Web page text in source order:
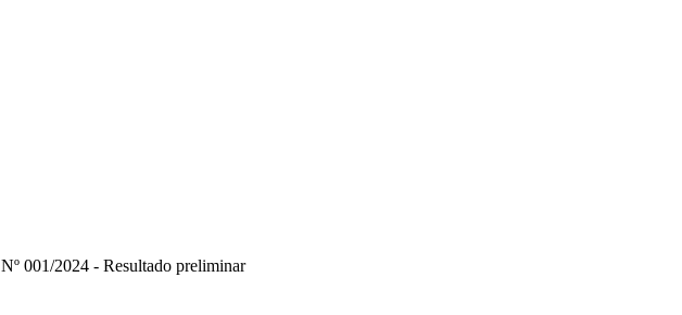
001/2024 - Resultado preliminar